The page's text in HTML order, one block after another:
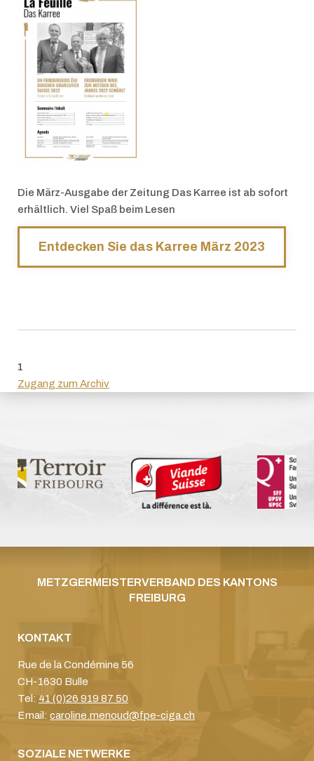
Die März-Ausgabe der Zeitung Das Karree ist ab sofort
erhältlich. Viel Spaß beim Lesen
Entdecken Sie das Karree März 2023
1
Zugang zum Archiv
METZGERMEISTERVERBAND DES KANTONS
FREIBURG
KONTAKT
Rue de la Condémine 56
CH-1630 Bulle
Tel: 41 (0)26 919 87 50
Email: caroline.menoud@fpe-ciga.ch
SOZIALE NETWERKE